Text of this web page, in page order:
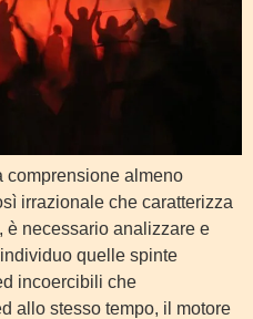
comprensione almeno
irrazionale che caratterizza
è necessario analizzare e
quelle spinte
incoercibili che
allo stesso tempo, il motore